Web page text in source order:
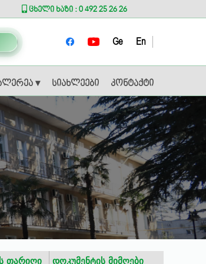
ცხელი ხაზი : 0 492 25 26 26
▾ სიახლეები კონტაქტი
Ge En
თარიღი დოკუმენტის მიმღები